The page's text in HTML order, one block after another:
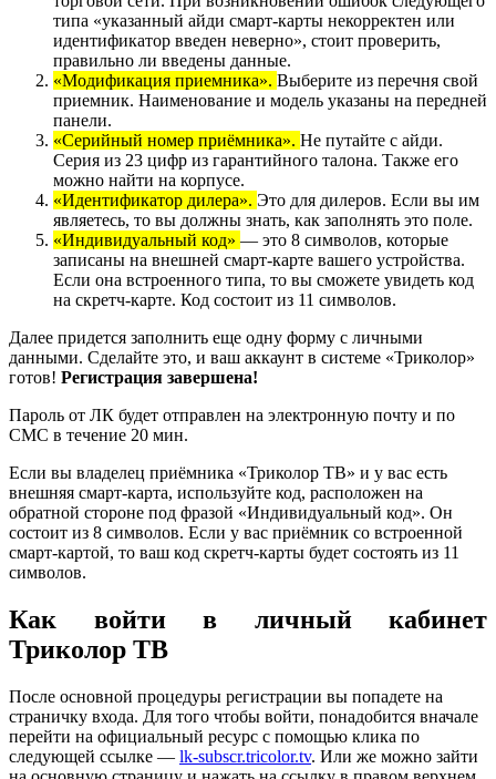
типа «указанный айди смарт-карты некорректен или
идентификатор введен неверно», стоит проверить,
правильно ли введены данные.
«Модификация приемника». Выберите из перечня свой
приемник. Наименование и модель указаны на передней
панели.
«Серийный номер приёмника». Не путайте с айди.
Серия из 23 цифр из гарантийного талона. Также его
можно найти на корпусе.
«Идентификатор дилера». Это для дилеров. Если вы им
являетесь, то вы должны знать, как заполнять это поле.
«Индивидуальный код» — это 8 символов, которые
записаны на внешней смарт-карте вашего устройства.
Если она встроенного типа, то вы сможете увидеть код
на скретч-карте. Код состоит из 11 символов.
Далее придется заполнить еще одну форму с личными
данными. Сделайте это, и ваш аккаунт в системе «Триколор»
готов! Регистрация завершена!
Пароль от ЛК будет отправлен на электронную почту и по
СМС в течение 20 мин.
Если вы владелец приёмника «Триколор ТВ» и у вас есть
внешняя смарт-карта, используйте код, расположен на
обратной стороне под фразой «Индивидуальный код». Он
состоит из 8 символов. Если у вас приёмник со встроенной
смарт-картой, то ваш код скретч-карты будет состоять из 11
символов.
Как войти в личный кабинет
Триколор ТВ
После основной процедуры регистрации вы попадете на
страничку входа. Для того чтобы войти, понадобится вначале
перейти на официальный ресурс с помощью клика по
следующей ссылке — lk-subscr.tricolor.tv. Или же можно зайти